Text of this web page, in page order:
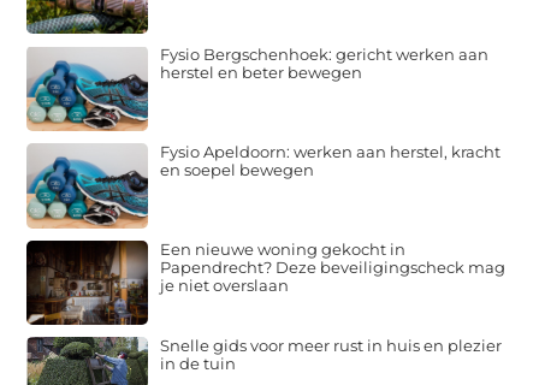
Fysio Bergschenhoek: gericht werken aan
herstel en beter bewegen
Fysio Apeldoorn: werken aan herstel, kracht
en soepel bewegen
Een nieuwe woning gekocht in
Papendrecht? Deze beveiligingscheck mag
je niet overslaan
Snelle gids voor meer rust in huis en plezier
in de tuin